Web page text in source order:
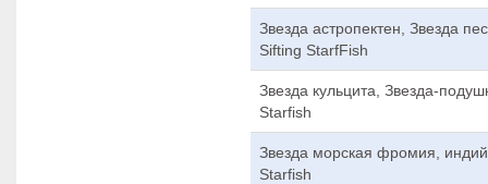
Звезда астропектен, Звезда
Sifting StarfFish
Звезда кульцита, Звезда-
Starfish
Звезда морская фромия,
Starfish